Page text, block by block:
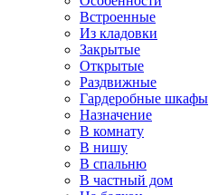
Встроенные
Из кладовки
Закрытые
Открытые
Раздвижные
Гардеробные шкафы
Назначение
В комнату
В нишу
В спальню
В частный дом